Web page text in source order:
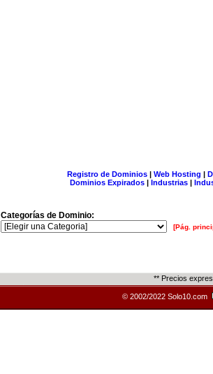
Registro de Dominios| Web Hosting |
Dominios Expirados | Industrias |
Categorías de Dominio:
[Pág.
** Precios
© 2002/2022 Solo10.com